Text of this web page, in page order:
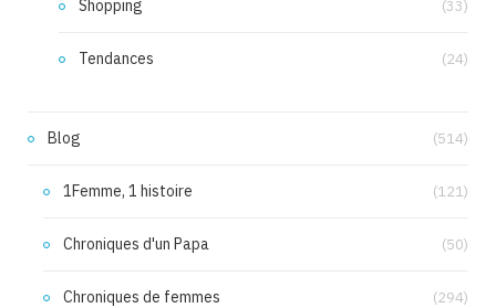
Shopping (33)
Tendances (24)
Blog (514)
1Femme, 1 histoire (121)
Chroniques d'un Papa (50)
Chroniques de femmes (294)